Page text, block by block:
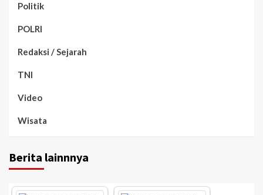
Politik
POLRI
Redaksi / Sejarah
TNI
Video
Wisata
Berita lainnnya